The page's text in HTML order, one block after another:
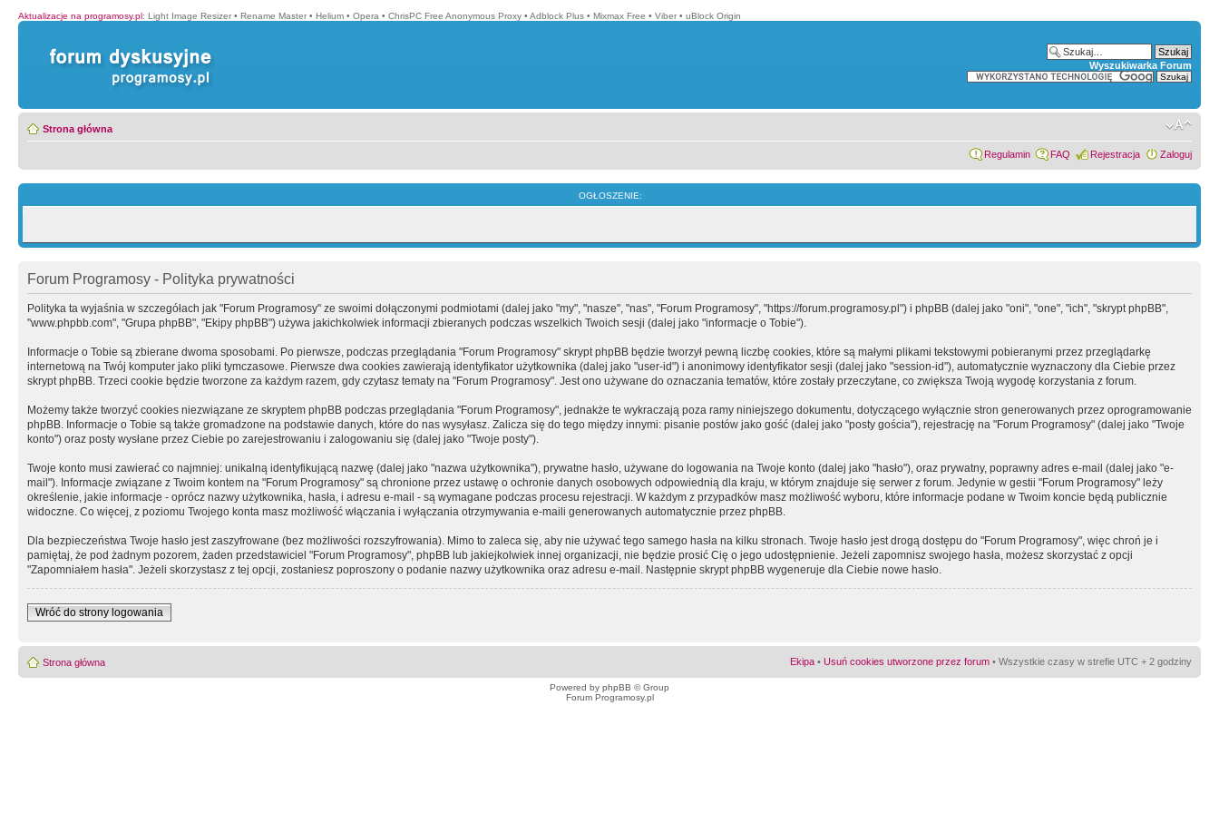
Aktualizacje na programosy.pl: Light Image Resizer • Rename Master • Helium • Opera • ChrisPC Free Anonymous Proxy • Adblock Plus • Mixmax Free • Viber • uBlock Origin
Wyszukiwarka Forum
Strona główna
Regulamin FAQ Rejestracja Zaloguj
OGŁOSZENIE:
Forum Programosy - Polityka prywatności
Polityka ta wyjaśnia w szczegółach jak "Forum Programosy" ze swoimi dołączonymi podmiotami (dalej jako "my", "nasze", "nas", "Forum Programosy", "https://forum.programosy.pl") i phpBB (dalej jako "oni", "one", "ich", "skrypt phpBB",
"www.phpbb.com", "Grupa phpBB", "Ekipy phpBB") używa jakichkolwiek informacji zbieranych podczas wszelkich Twoich sesji (dalej jako "informacje o Tobie").
Informacje o Tobie są zbierane dwoma sposobami. Po pierwsze, podczas przeglądania "Forum Programosy" skrypt phpBB będzie tworzył pewną liczbę cookies, które są małymi plikami tekstowymi pobieranymi przez przeglądarkę
internetową na Twój komputer jako pliki tymczasowe. Pierwsze dwa cookies zawierają identyfikator użytkownika (dalej jako "user-id") i anonimowy identyfikator sesji (dalej jako "session-id"), automatycznie wyznaczony dla Ciebie przez
skrypt phpBB. Trzeci cookie będzie tworzone za każdym razem, gdy czytasz tematy na "Forum Programosy". Jest ono używane do oznaczania tematów, które zostały przeczytane, co zwiększa Twoją wygodę korzystania z forum.
Możemy także tworzyć cookies niezwiązane ze skryptem phpBB podczas przeglądania "Forum Programosy", jednakże te wykraczają poza ramy niniejszego dokumentu, dotyczącego wyłącznie stron generowanych przez oprogramowanie
phpBB. Informacje o Tobie są także gromadzone na podstawie danych, które do nas wysyłasz. Zalicza się do tego między innymi: pisanie postów jako gość (dalej jako "posty gościa"), rejestrację na "Forum Programosy" (dalej jako "Twoje
konto") oraz posty wysłane przez Ciebie po zarejestrowaniu i zalogowaniu się (dalej jako "Twoje posty").
Twoje konto musi zawierać co najmniej: unikalną identyfikującą nazwę (dalej jako "nazwa użytkownika"), prywatne hasło, używane do logowania na Twoje konto (dalej jako "hasło"), oraz prywatny, poprawny adres e-mail (dalej jako "e-
mail"). Informacje związane z Twoim kontem na "Forum Programosy" są chronione przez ustawę o ochronie danych osobowych odpowiednią dla kraju, w którym znajduje się serwer z forum. Jedynie w gestii "Forum Programosy" leży
określenie, jakie informacje - oprócz nazwy użytkownika, hasła, i adresu e-mail - są wymagane podczas procesu rejestracji. W każdym z przypadków masz możliwość wyboru, które informacje podane w Twoim koncie będą publicznie
widoczne. Co więcej, z poziomu Twojego konta masz możliwość włączania i wyłączania otrzymywania e-maili generowanych automatycznie przez phpBB.
Dla bezpieczeństwa Twoje hasło jest zaszyfrowane (bez możliwości rozszyfrowania). Mimo to zaleca się, aby nie używać tego samego hasła na kilku stronach. Twoje hasło jest drogą dostępu do "Forum Programosy", więc chroń je i
pamiętaj, że pod żadnym pozorem, żaden przedstawiciel "Forum Programosy", phpBB lub jakiejkolwiek innej organizacji, nie będzie prosić Cię o jego udostępnienie. Jeżeli zapomnisz swojego hasła, możesz skorzystać z opcji
"Zapomniałem hasła". Jeżeli skorzystasz z tej opcji, zostaniesz poproszony o podanie nazwy użytkownika oraz adresu e-mail. Następnie skrypt phpBB wygeneruje dla Ciebie nowe hasło.
Wróć do strony logowania
Strona główna Ekipa • Usuń cookies utworzone przez forum • Wszystkie czasy w strefie UTC + 2 godziny
Powered by phpBB © Group
Forum Programosy.pl